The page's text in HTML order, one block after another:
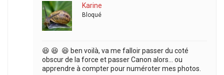
Karine
Bloqué
😆 😆 😆 ben voilà, va me falloir passer du coté
obscur de la force et passer Canon alors… ou
apprendre à compter pour numéroter mes photos.